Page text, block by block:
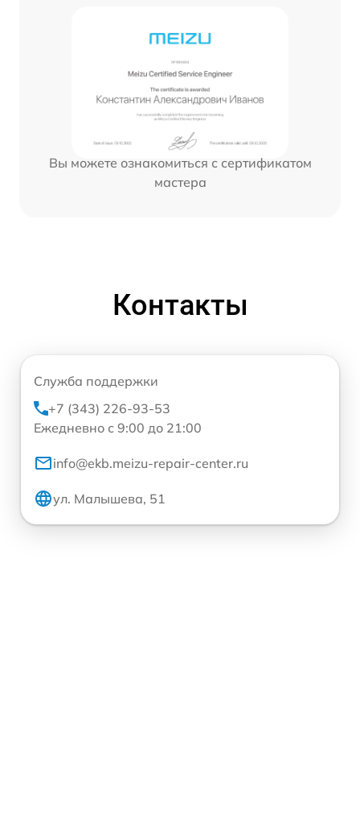
Вы можете ознакомиться с сертификатом
мастера
Контакты
Служба поддержки
+7 (343) 226-93-53
Ежедневно с 9:00 до 21:00
info@ekb.meizu-repair-center.ru
ул. Малышева, 51